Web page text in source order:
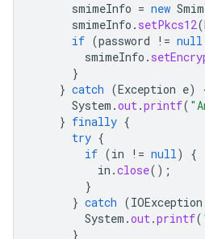
smimeInfo = new
smimeInfo . setPkcs12(
if (password != null
smimeInfo .
}
} catch (Exception e)
System .out.printf(
} finally {
try {
if (in != null)
{
in .close();
}
} catch (IOException
System .out.printf(
}